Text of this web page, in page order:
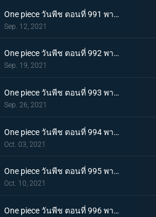
One piece วันพีช ตอนที่ 991 พากย์ไทย เป็นศัตรูหรือเป็นมิตร? ลูฟี่กับยามาโตะ
Sep. 12, 2021
One piece วันพีช ตอนที่ 992 พากย์ไทย อยากจะเป็นโอเด้ง ความรู้สึกของยามาโตะ
Sep. 19, 2021
One piece วันพีช ตอนที่ 993 พากย์ไทย ระเบิด! พันธนาการที่มัดอิสระของยามาโตะ
Sep. 26, 2021
One piece วันพีช ตอนที่ 994 พากย์ไทย ปลอกดาบแดงดวลกันตัวต่อตัว คิคุโนะโจ ปะทะ คันจูโร่
Oct. 03, 2021
One piece วันพีช ตอนที่ 995 พากย์ไทย จู่โจมปณิธานของโอเด้งที่สืบทอดมา
Oct. 10, 2021
One piece วันพีช ตอนที่ 996 พากย์ไทย โอนิกาชิมะสั่นสะเทือน ลูฟี่เริ่มสงครามเต็มรูปแบบ